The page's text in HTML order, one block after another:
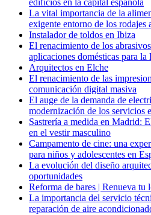
edificios en la capital española
La vital importancia de la
exigente entorno de los rodajes
Instalador de toldos en Ibiza
El renacimiento de los
aplicaciones domésticas para
Arquitectos en Elche
El renacimiento de las
comunicación digital masiva
El auge de la demanda de
modernización de los servicios
Sastrería a medida en Madrid:
en el vestir masculino
Campamento de cine: una
para niños y adolescentes en
La evolución del diseño
oportunidades
Reforma de bares | Renueva
La importancia del servicio
reparación de aire